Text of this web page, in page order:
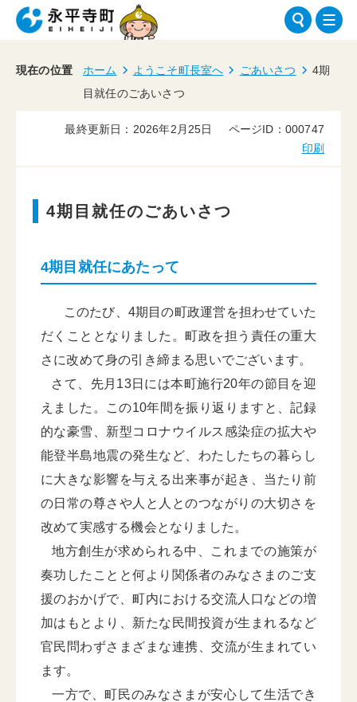
現在の位置 ホーム ようこそ町長室へ ごあいさつ
4期
目就任のごあいさつ
最終更新日：2026年2月25日
ページID：000747
印刷
4期目就任のごあいさつ
4期目就任にあたって
このたび、4期目の町政運営を担わせていた
だくこととなりました。町政を担う責任の重大
さに改めて身の引き締まる思いでございます。
さて、先月13日には本町施行20年の節目を迎
えました。この10年間を振り返りますと、記録
的な豪雪、新型コロナウイルス感染症の拡大や
能登半島地震の発生など、わたしたちの暮らし
に大きな影響を与える出来事が起き、当たり前
の日常の尊さや人と人とのつながりの大切さを
改めて実感する機会となりました。
地方創生が求められる中、これまでの施策が
奏功したことと何より関係者のみなさまのご支
援のおかげで、町内における交流人口などの増
加はもとより、新たな民間投資が生まれるなど
官民問わずさまざまな連携、交流が生まれてい
ます。
一方で、町民のみなさまが安心して生活でき